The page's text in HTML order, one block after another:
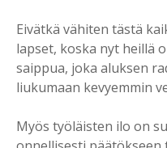
Eivätkä vähiten tästä
lapset, koska nyt heillä
saippua, joka aluksen
liukumaan kevyemmin
Myös työläisten ilo on